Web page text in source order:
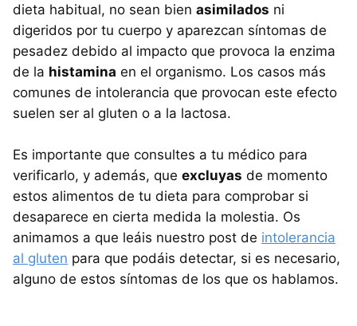
dieta habitual, no sean bien asimilados ni
digeridos por tu cuerpo y aparezcan síntomas de
pesadez debido al impacto que provoca la enzima
de la histamina en el organismo. Los casos más
comunes de intolerancia que provocan este efecto
suelen ser al gluten o a la lactosa.
Es importante que consultes a tu médico para
verificarlo, y además, que excluyas de momento
estos alimentos de tu dieta para comprobar si
desaparece en cierta medida la molestia. Os
animamos a que leáis nuestro post de intolerancia
al gluten para que podáis detectar, si es necesario,
alguno de estos síntomas de los que os hablamos.